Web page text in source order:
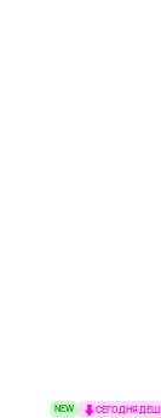
NEW СЕГОДНЯ